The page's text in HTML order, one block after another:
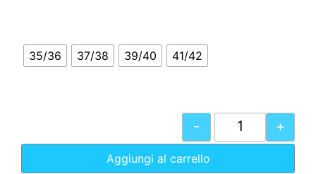
35/36 37/38 39/40 41/42
- +
Aggiungi al carrello